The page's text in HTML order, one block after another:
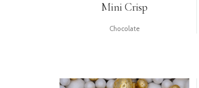
Mini Crisp
Chocolate